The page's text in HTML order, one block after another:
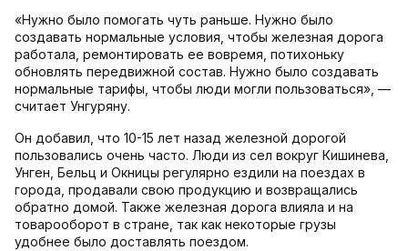
«Нужно было помогать чуть раньше. Нужно было
создавать нормальные условия, чтобы железная дорога
работала, ремонтировать ее вовремя, потихоньку
обновлять передвижной состав. Нужно было создавать
нормальные тарифы, чтобы люди могли пользоваться», —
считает Унгуряну.
Он добавил, что 10-15 лет назад железной дорогой
пользовались очень часто. Люди из сел вокруг Кишинева,
Унген, Бельц и Окницы регулярно ездили на поездах в
города, продавали свою продукцию и возвращались
обратно домой. Также железная дорога влияла и на
товарооборот в стране, так как некоторые грузы
удобнее было доставлять поездом.